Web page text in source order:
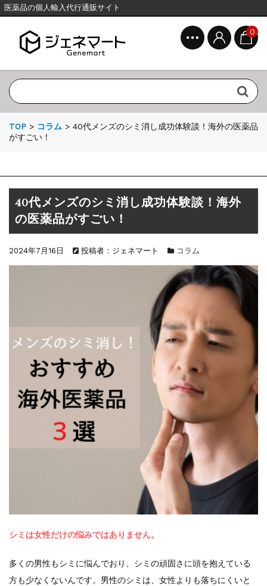
医薬品の個人輸入代行通販サイト
0
TOP > コラム > 40代メンズのシミ消し成功体験談！海外の医薬品
がすごい！
40代メンズのシミ消し成功体験談！海外
の医薬品がすごい！
2024年7月16日 投稿者：ジェネマート コラム
シミは女性だけの悩みではありません。
多くの男性もシミに悩んでおり、シミの頑固さに頭を抱えている
方も少なくないんです。男性のシミは、女性よりも落ちにくいと